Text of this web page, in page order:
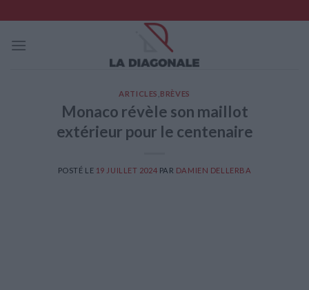
to
content
ARTICLES BRÈVES
Monaco révèle son maillot
extérieur pour le centenaire
POSTÉ LE 19 JUILLET 2024 PAR DAMIEN DELLERBA